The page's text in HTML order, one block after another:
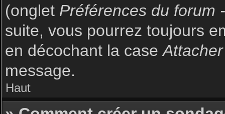
(onglet Préférences du forum
suite, vous pourrez toujours
en décochant la case
message.
Haut